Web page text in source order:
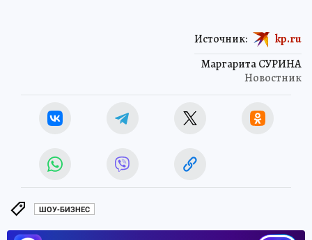
Маргарита СУРИНА
Новостник
Источник: kp.ru
ШОУ-БИЗНЕС